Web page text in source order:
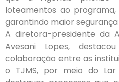
loteamentos ao
garantindo maior
A diretora-presidente da
Avesani Lopes,
colaboração entre as
o TJMS, por meio do